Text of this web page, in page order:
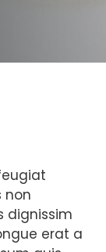
non
dignissim
erat a